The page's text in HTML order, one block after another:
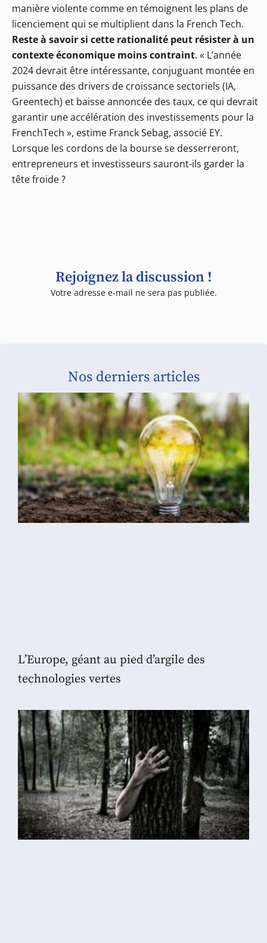
manière violente comme en témoignent les plans de
licenciement qui se multiplient dans la French Tech.
Reste à savoir si cette rationalité peut résister à un
contexte économique moins contraint. « L’année
2024 devrait être intéressante, conjuguant montée en
puissance des drivers de croissance sectoriels (IA,
Greentech) et baisse annoncée des taux, ce qui devrait
garantir une accélération des investissements pour la
FrenchTech », estime Franck Sebag, associé EY.
Lorsque les cordons de la bourse se desserreront,
entrepreneurs et investisseurs sauront-ils garder la
tête froide ?
Rejoignez la discussion !
Votre adresse e-mail ne sera pas publiée.
Nos derniers articles
L’Europe, géant au pied d’argile des
technologies vertes